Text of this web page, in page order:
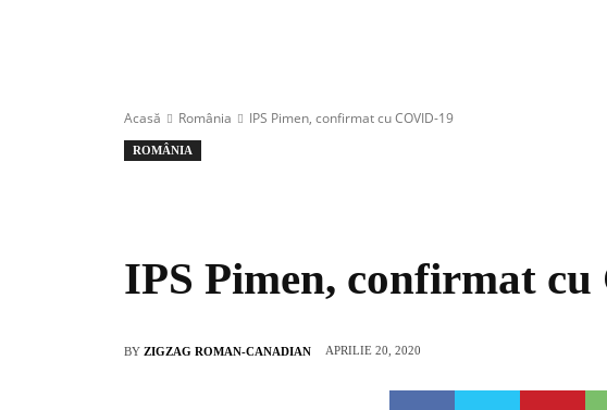
Acasă România IPS Pimen, confirmat cu COVID-19
ROMÂNIA
IPS Pimen, confirmat
BY ZIGZAG ROMAN-CANADIAN APRILIE 20, 2020